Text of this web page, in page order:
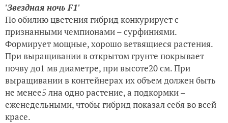
'Звездная ночь F1'
По обилию цветения гибрид конкурирует с
признанными чемпионами – сурфиниями.
Формирует мощные, хорошо ветвящиеся растения.
При выращивании в открытом грунте покрывает
почву до1 мв диаметре, при высоте20 см. При
выращивании в контейнерах их объем должен быть
не менее5 лна одно растение, а подкормки –
еженедельными, чтобы гибрид показал себя во всей
красе.